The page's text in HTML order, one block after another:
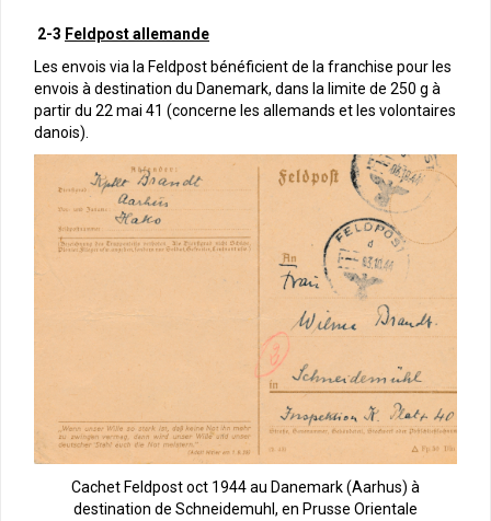
2-3 Feldpost allemande
Les envois via la Feldpost bénéficient de la franchise pour les
envois à destination du Danemark, dans la limite de 250 g à
partir du 22 mai 41 (concerne les allemands et les volontaires
danois).
Cachet Feldpost oct 1944 au Danemark (Aarhus) à
destination de Schneidemuhl, en Prusse Orientale